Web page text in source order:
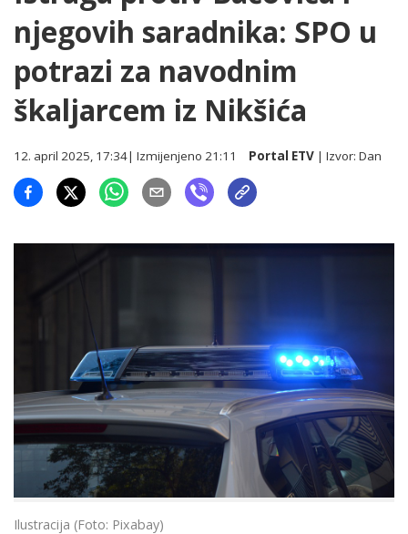
njegovih saradnika: SPO u
potrazi za navodnim
škaljarcem iz Nikšića
12. april 2025, 17:34| Izmijenjeno 21:11 Portal ETV | Izvor:Dan
Ilustracija (Foto: Pixabay)